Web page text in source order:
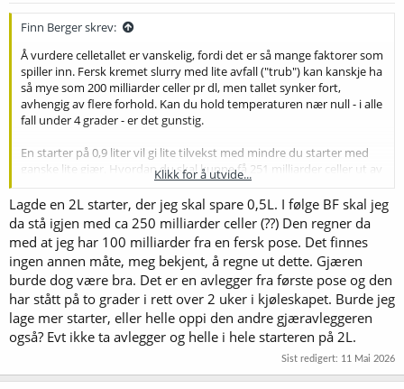
Finn Berger skrev:
Å vurdere celletallet er vanskelig, fordi det er så mange faktorer som
spiller inn. Fersk kremet slurry med lite avfall ("trub") kan kanskje ha
så mye som 200 milliarder celler pr dl, men tallet synker fort,
avhengig av flere forhold. Kan du hold temperaturen nær null - i alle
fall under 4 grader - er det gunstig.
En starter på 0,9 liter vil gi lite tilvekst med mindre du starter med
ganske lite gjær. Hvordan du skal kunne få 251 milliarder celler ut av
den, skjønner jeg ikke, med mindre du starter med mye god gjær. En
liter starter med en OG på 1.040 inneholder nok næring til å fø opp
140 milliarder ny celler, men det forutsetter et rimelig forhold
mellom gjærmengde og startervolum. (Den gjæren du starter med,
tar nok en anselig del av en starter på 0,9 liter for å tilfredsstille egne
behov. Den rekker da ikke å formere seg noe særlig før det er slutt
på sukkeret og det er på tide å ta kvelden.)
Jeg er nok enig med@erikraude. Regn 140 milliarder nye celler pr
liter starter, og ignorer den gjæren du starter med. Er den gammel -
eller har du grunn til å tru at den ikke er veldig frisk - ville jeg ikke
brukt mye av den. Da får du bare med mye død gjær og/eller mye
sliten gjær, og det er aldri gunstig.
Klikk for å utvide...
Lagde en 2L starter, der jeg skal spare 0,5L. I følge BF skal jeg
da stå igjen med ca 250 milliarder celler (??) Den regner da
med at jeg har 100 milliarder fra en fersk pose. Det finnes
ingen annen måte, meg bekjent, å regne ut dette. Gjæren
burde dog være bra. Det er en avlegger fra første pose og den
har stått på to grader i rett over 2 uker i kjøleskapet. Burde jeg
lage mer starter, eller helle oppi den andre gjæravleggeren
også? Evt ikke ta avlegger og helle i hele starteren på 2L.
Sist redigert: 11 Mai 2026